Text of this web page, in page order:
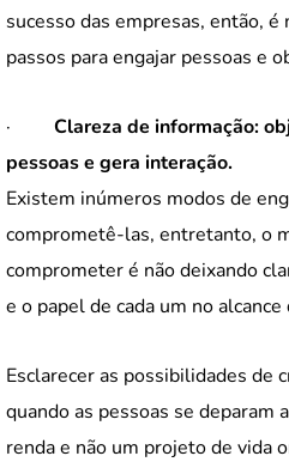
sucesso das empresas, então,
passos para engajar pessoas e
· Clareza de informação:
pessoas e gera interação.
Existem inúmeros modos de
comprometê-las, entretanto, o
comprometer é não deixando
e o papel de cada um no
Esclarecer as possibilidades de
quando as pessoas se deparam
renda e não um projeto de vida